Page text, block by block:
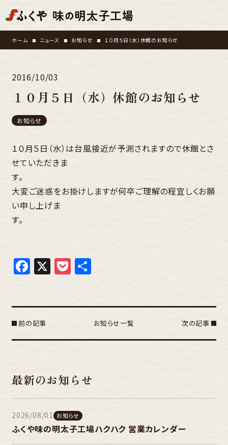
ホーム ニュース お知らせ １０月５日（水）休館のお知らせ
2016/10/03
１０月５日（水）休館のお知らせ
お知らせ
１０月５日（水）は台風接近が予測されますので休館とさ
せていただきま
す
大変ご迷惑をお掛けしますが何卒ご理解の程宜しくお願
い申し上げま
す
Facebook
X Pocket
共
前の記事 お知らせ一覧 次の記事
最新のお知らせ
2026/08/01 お知らせ
ふくや味の明太子工場ハクハク 営業カレンダー